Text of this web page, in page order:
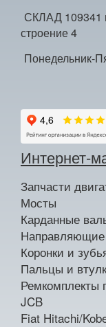
СКЛАД 109341
строение 4
Понедельник-
Интернет-
Запчасти
Мосты
Карданные
Направляющие
Коронки и
Пальцы и
Ремкомплекты
JCB
Fiat Hitachi/